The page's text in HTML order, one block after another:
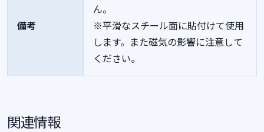
備考
ん。
※平滑なスチール面に貼付けて使用
します。また磁気の影響に注意して
ください。
関連情報